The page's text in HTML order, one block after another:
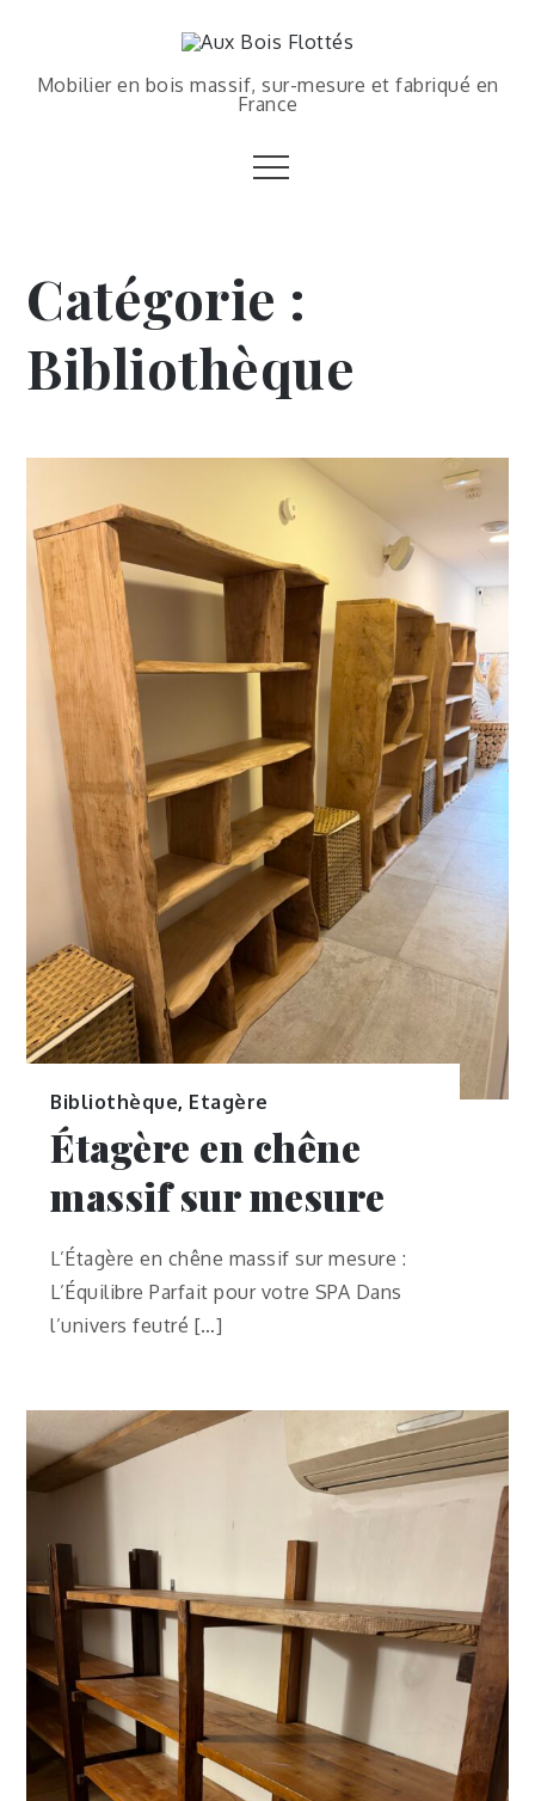
Mobilier en bois massif, sur-mesure et fabriqué en
France
Catégorie :
Bibliothèque
Bibliothèque, Etagère
Étagère en chêne
massif sur mesure
L’Étagère en chêne massif sur mesure :
L’Équilibre Parfait pour votre SPA Dans
l’univers feutré […]